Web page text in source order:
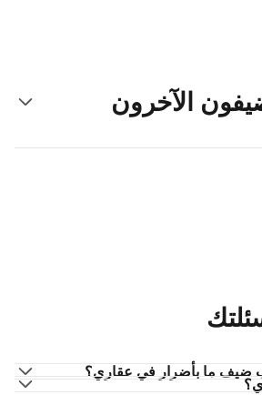
الآخرون
ضيف ما بأضرار في عقاري؟